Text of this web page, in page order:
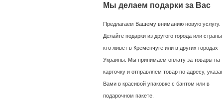
Мы делаем подарки за Вас
Предлагаем Вашему вниманию новую услугу.
Делайте подарки из другого города или страны
кто живет в Кременчуге или в других городах
Украины. Мы принимаем оплату за товары на
карточку и отправляем товар по адресу,
Вами в красивой упаковке с бантом или в
подарочном пакете.